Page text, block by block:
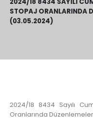
2024/18 8434 SAYILI
STOPAJ ORANLARINDA
(03.05.2024)
2024/18 8434 Sayılı
Oranlarında